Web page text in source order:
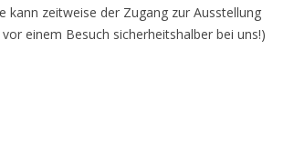
kann zeitweise der Zugang zur Ausstellung
einem Besuch sicherheitshalber bei uns!)